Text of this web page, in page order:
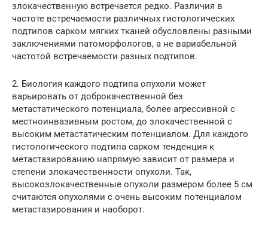
злокачественную встречается редко. Различия в
частоте встречаемости различных гистологических
подтипов сарком мягких тканей обусловлены разными
заключениями патоморфологов, а не вариабельной
частотой встречаемости разных подтипов.
2. Биология каждого подтипа опухоли может
варьировать от доброкачественной без
метастатического потенциала, более агрессивной с
местноинвазивным ростом, до злокачественной с
высоким метастатическим потенциалом. Для каждого
гистологического подтипа сарком тенденция к
метастазированию напрямую зависит от размера и
степени злокачественности опухоли. Так,
высокозлокачественные опухоли размером более 5 см
считаются опухолями с очень высоким потенциалом
метастазирования и наоборот.